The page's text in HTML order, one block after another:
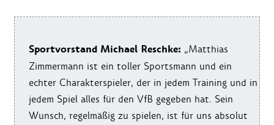
Sportvorstand Michael Reschke: „Matthias
Zimmermann ist ein toller Sportsmann und ein
echter Charakterspieler, der in jedem Training und in
jedem Spiel alles für den VfB gegeben hat. Sein
Wunsch, regelmäßig zu spielen, ist für uns absolut